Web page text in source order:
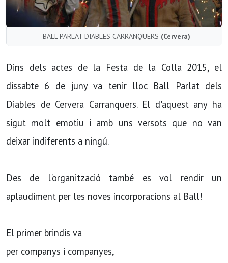
BALL PARLAT DIABLES CARRANQUERS (Cervera)
Dins dels actes de la Festa de la Colla 2015, el
dissabte 6 de juny va tenir lloc Ball Parlat dels
Diables de Cervera Carranquers. El d'aquest any ha
sigut molt emotiu i amb uns versots que no van
deixar indiferents a ningú.
Des de l'organització també es vol rendir un
aplaudiment per les noves incorporacions al Ball!
El primer brindis va
per companys i companyes,